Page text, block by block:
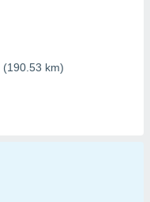
(190.53 km)